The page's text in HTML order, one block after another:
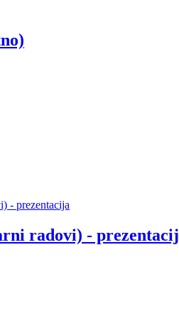
radovi) -